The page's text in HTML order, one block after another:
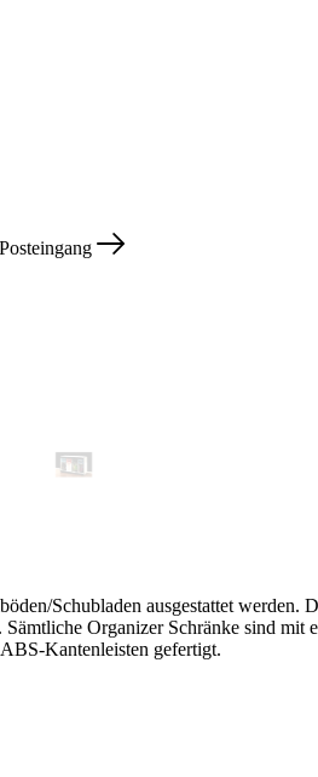
Schubladen ausgestattet
Organizer Schränke sind mit
Kantenleisten gefertigt.